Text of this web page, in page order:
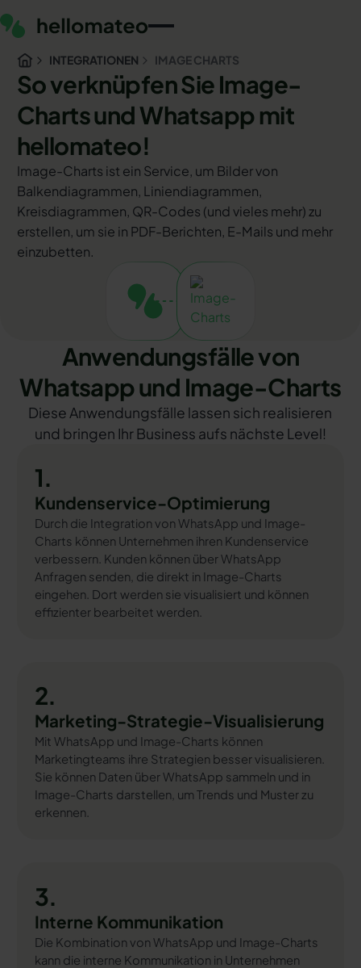
INTEGRATIONEN IMAGE CHARTS
So verknüpfen Sie Image-
Charts und Whatsapp mit
hellomateo!
Image-Charts ist ein Service, um Bilder von
Balkendiagrammen, Liniendiagrammen,
Kreisdiagrammen, QR-Codes (und vieles mehr) zu
erstellen, um sie in PDF-Berichten, E-Mails und mehr
einzubetten.
Anwendungsfälle von
Whatsapp und Image-Charts
Diese Anwendungsfälle lassen sich realisieren
und bringen Ihr Business aufs nächste Level!
1.
Kundenservice-Optimierung
Durch die Integration von WhatsApp und Image-
Charts können Unternehmen ihren Kundenservice
verbessern. Kunden können über WhatsApp
Anfragen senden, die direkt in Image-Charts
eingehen. Dort werden sie visualisiert und können
effizienter bearbeitet werden.
2.
Marketing-Strategie-Visualisierung
Mit WhatsApp und Image-Charts können
Marketingteams ihre Strategien besser visualisieren.
Sie können Daten über WhatsApp sammeln und in
Image-Charts darstellen, um Trends und Muster zu
erkennen.
3.
Interne Kommunikation
Die Kombination von WhatsApp und Image-Charts
kann die interne Kommunikation in Unternehmen